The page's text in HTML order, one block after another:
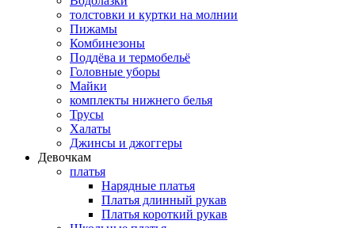
толстовки и куртки на молнии
Пижамы
Комбинезоны
Поддёва и термобельё
Головные уборы
Майки
комплекты нижнего белья
Трусы
Халаты
Джинсы и джоггеры
Девочкам
платья
Нарядные платья
Платья длинный рукав
Платья короткий рукав